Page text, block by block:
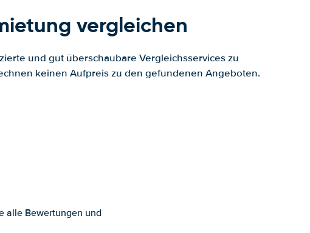
vergleichen
und gut überschaubare Vergleichsservices zu
keinen Aufpreis zu den gefundenen Angeboten.
alle Bewertungen und